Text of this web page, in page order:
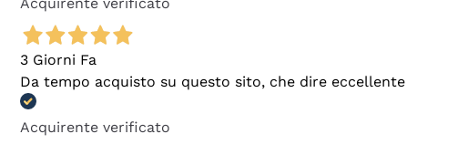
3 Giorni Fa
Da tempo acquisto su questo sito, che dire eccellente
Acquirente verificato